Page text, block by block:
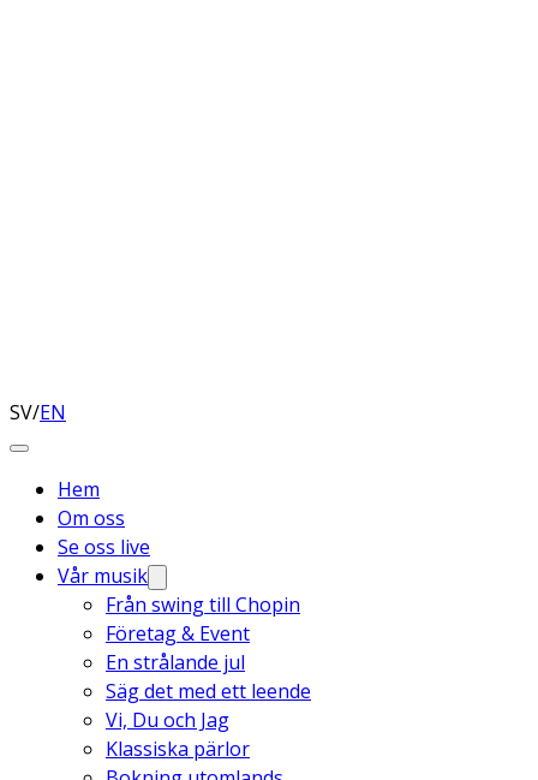
SV/EN
Hem
Om oss
Se oss live
Vår musik
Från swing till Chopin
Företag & Event
En strålande jul
Säg det med ett leende
Vi, Du och Jag
Klassiska pärlor